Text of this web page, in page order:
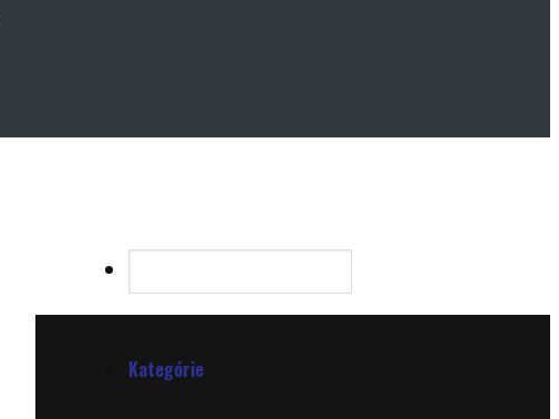
Kategórie